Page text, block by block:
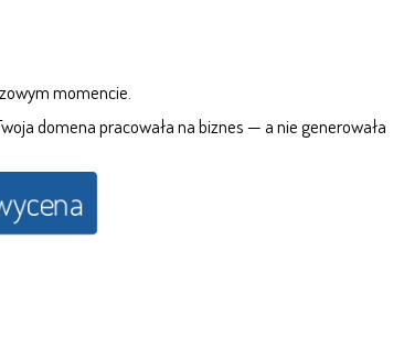
momencie.
domena pracowała na biznes — a nie generowała